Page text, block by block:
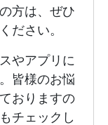
方は、ぜひ
ださい。
やアプリに
皆様のお悩
おりますの
チェックし